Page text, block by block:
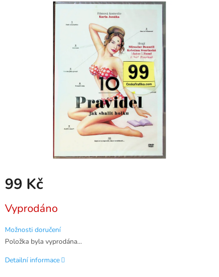
99 Kč
cena:
Vyprodáno
Možnosti doručení
Položka byla vyprodána…
Detailní informace